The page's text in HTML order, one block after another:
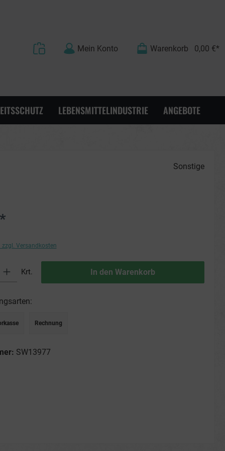
Mein Konto Warenkorb 0,00 €*
LEBENSMITTELINDUSTRIE ANGEBOTE
Sonstige
zzgl. Versandkosten
Krt. In den Warenkorb
Rechnung
SW13977